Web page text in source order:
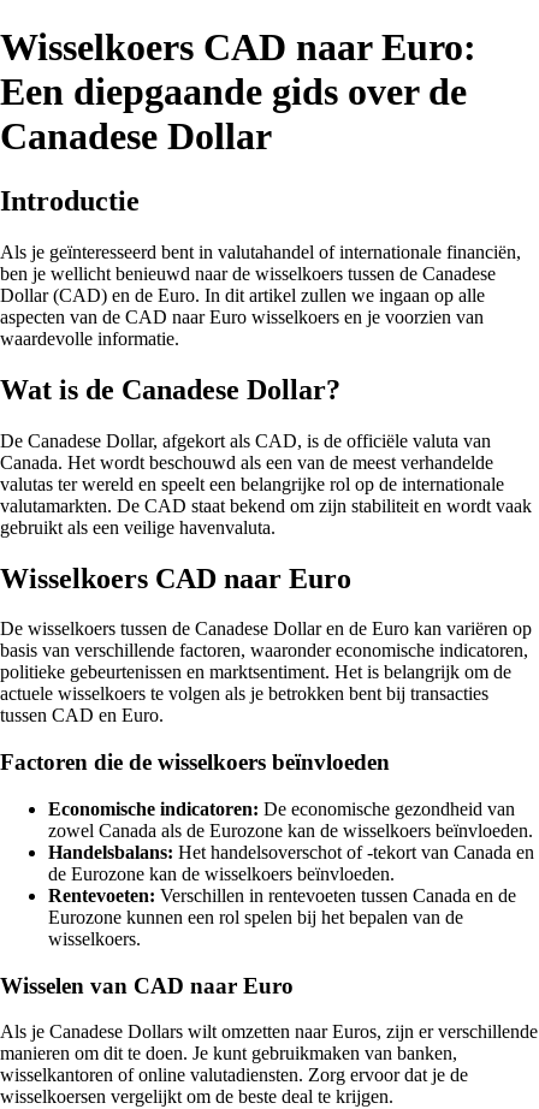
Wisselkoers CAD naar Euro:
Een diepgaande gids over de
Canadese Dollar
Introductie
Als je geïnteresseerd bent in valutahandel of internationale financiën,
ben je wellicht benieuwd naar de wisselkoers tussen de Canadese
Dollar (CAD) en de Euro. In dit artikel zullen we ingaan op alle
aspecten van de CAD naar Euro wisselkoers en je voorzien van
waardevolle informatie.
Wat is de Canadese Dollar?
De Canadese Dollar, afgekort als CAD, is de officiële valuta van
Canada. Het wordt beschouwd als een van de meest verhandelde
valutas ter wereld en speelt een belangrijke rol op de internationale
valutamarkten. De CAD staat bekend om zijn stabiliteit en wordt vaak
gebruikt als een veilige havenvaluta.
Wisselkoers CAD naar Euro
De wisselkoers tussen de Canadese Dollar en de Euro kan variëren op
basis van verschillende factoren, waaronder economische indicatoren,
politieke gebeurtenissen en marktsentiment. Het is belangrijk om de
actuele wisselkoers te volgen als je betrokken bent bij transacties
tussen CAD en Euro.
Factoren die de wisselkoers beïnvloeden
Economische indicatoren: De economische gezondheid van
zowel Canada als de Eurozone kan de wisselkoers beïnvloeden.
Handelsbalans: Het handelsoverschot of -tekort van Canada en
de Eurozone kan de wisselkoers beïnvloeden.
Rentevoeten: Verschillen in rentevoeten tussen Canada en de
Eurozone kunnen een rol spelen bij het bepalen van de
wisselkoers.
Wisselen van CAD naar Euro
Als je Canadese Dollars wilt omzetten naar Euros, zijn er verschillende
manieren om dit te doen. Je kunt gebruikmaken van banken,
wisselkantoren of online valutadiensten. Zorg ervoor dat je de
wisselkoersen vergelijkt om de beste deal te krijgen.